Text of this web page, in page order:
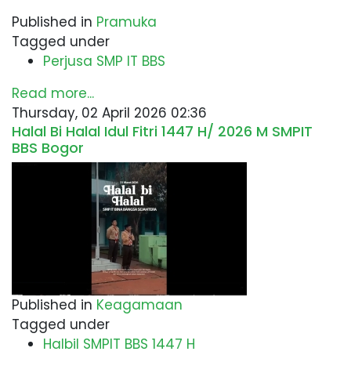
Published in Pramuka
Tagged under
Perjusa SMP IT BBS
Read more...
Thursday, 02 April 2026 02:36
Halal Bi Halal Idul Fitri 1447 H/ 2026 M SMPIT
BBS Bogor
Published in Keagamaan
Tagged under
Halbil SMPIT BBS 1447 H